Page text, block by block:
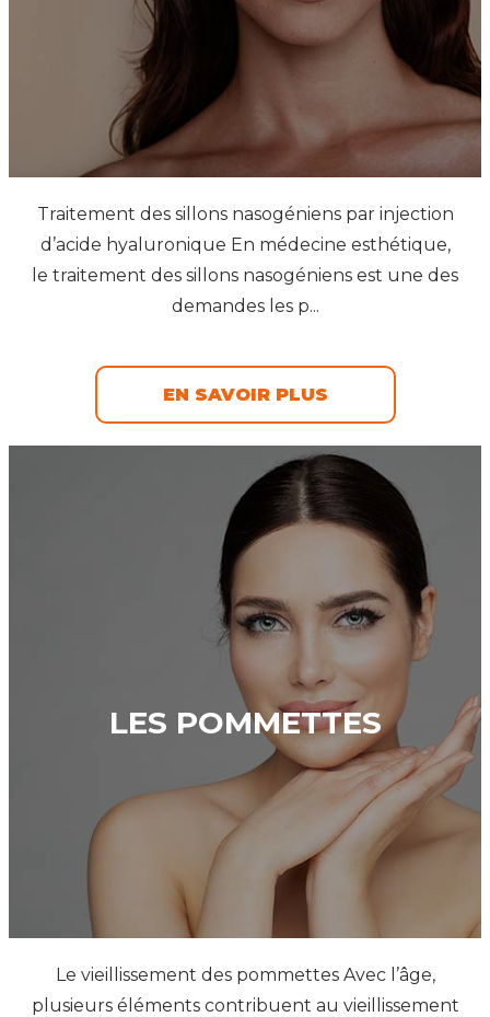
Traitement des sillons nasogéniens par injection
d’acide hyaluronique En médecine esthétique,
le traitement des sillons nasogéniens est une des
demandes les p...
EN SAVOIR PLUS
LES POMMETTES
Le vieillissement des pommettes Avec l’âge,
plusieurs éléments contribuent au vieillissement